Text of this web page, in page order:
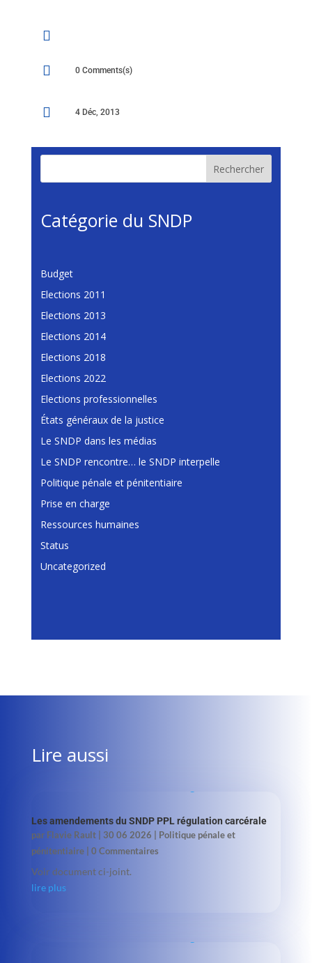

 0 Comments(s)
 4 Déc, 2013
Rechercher
Catégorie du SNDP
Budget
Elections 2011
Elections 2013
Elections 2014
Elections 2018
Elections 2022
Elections professionnelles
États généraux de la justice
Le SNDP dans les médias
Le SNDP rencontre… le SNDP interpelle
Politique pénale et pénitentiaire
Prise en charge
Ressources humaines
Status
Uncategorized
Lire aussi
Les amendements du SNDP PPL régulation carcérale
par Flavie Rault| 30 06 2026
Politique pénale et
pénitentiaire| 0 Commentaires
Voir document ci-joint.
lire plus